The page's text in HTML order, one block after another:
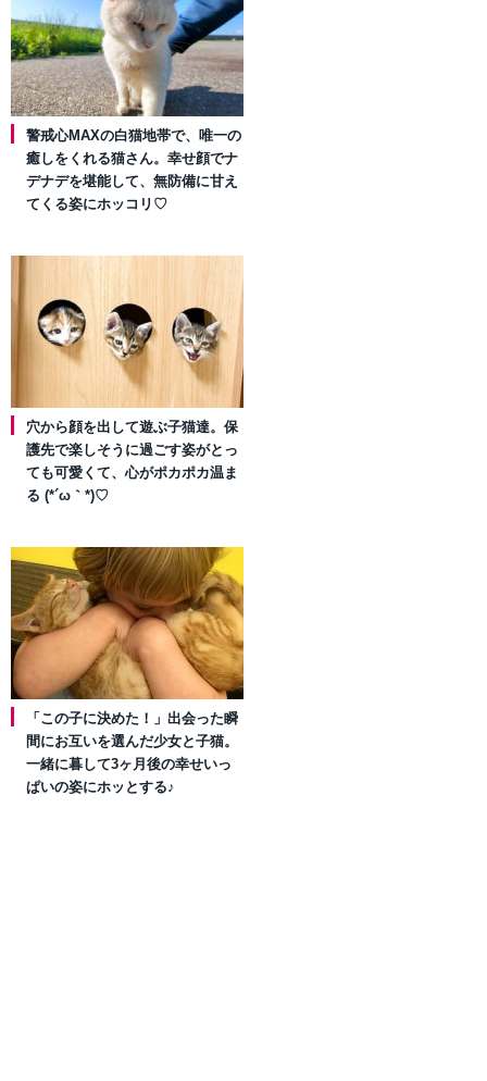
警戒心MAXの白猫地帯で、唯一の
癒しをくれる猫さん。幸せ顔でナ
デナデを堪能して、無防備に甘え
てくる姿にホッコリ♡
穴から顔を出して遊ぶ子猫達。保
護先で楽しそうに過ごす姿がとっ
ても可愛くて、心がポカポカ温ま
る (*´ω｀*)♡
「この子に決めた！」出会った瞬
間にお互いを選んだ少女と子猫。
一緒に暮して3ヶ月後の幸せいっ
ぱいの姿にホッとする♪